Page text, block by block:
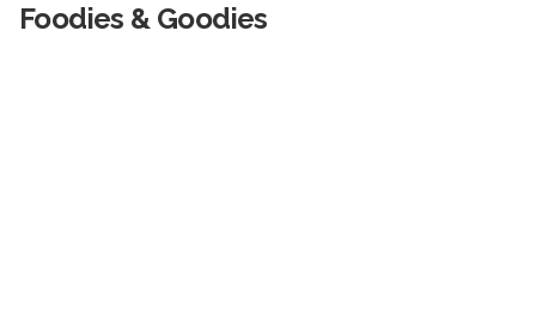
Foodies & Goodies